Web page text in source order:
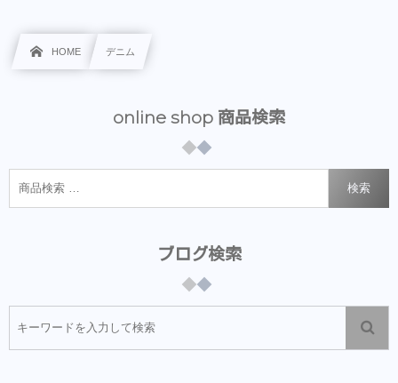
HOME デニム
online shop 商品検索
検索
ブログ検索